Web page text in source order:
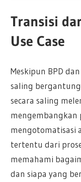
Transisi
Use Case
Meskipun BPD
saling
secara saling
mengotomatisasi
tertentu dari
memahami
dan siapa yang